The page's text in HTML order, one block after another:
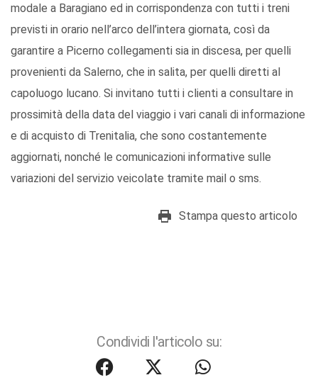
modale a Baragiano ed in corrispondenza con tutti i treni
previsti in orario nell’arco dell’intera giornata, così da
garantire a Picerno collegamenti sia in discesa, per quelli
provenienti da Salerno, che in salita, per quelli diretti al
capoluogo lucano. Si invitano tutti i clienti a consultare in
prossimità della data del viaggio i vari canali di informazione
e di acquisto di Trenitalia, che sono costantemente
aggiornati, nonché le comunicazioni informative sulle
variazioni del servizio veicolate tramite mail o sms.
Stampa questo articolo
Condividi l'articolo su: